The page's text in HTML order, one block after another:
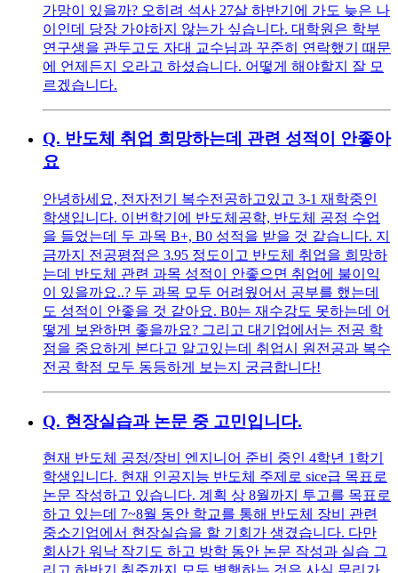
가망이 있을까? 오히려 석사 27살 하반기에 가도 늦은 나
이인데 당장 가야하지 않는가 싶습니다. 대학원은 학부
연구생을 관두고도 자대 교수님과 꾸준히 연락했기 때문
에 언제든지 오라고 하셨습니다. 어떻게 해야할지 잘 모
르겠습니다.
Q. 반도체 취업 희망하는데 관련 성적이 안좋아
요
안녕하세요, 전자전기 복수전공하고있고 3-1 재학중인
학생입니다. 이번학기에 반도체공학, 반도체 공정 수업
을 들었는데 두 과목 B+, B0 성적을 받을 것 같습니다. 지
금까지 전공평점은 3.95 정도이고 반도체 취업을 희망하
는데 반도체 관련 과목 성적이 안좋으면 취업에 불이익
이 있을까요..? 두 과목 모두 어려웠어서 공부를 했는데
도 성적이 안좋을 것 같아요. B0는 재수강도 못하는데 어
떻게 보완하면 좋을까요? 그리고 대기업에서는 전공 학
점을 중요하게 본다고 알고있는데 취업시 원전공과 복수
전공 학점 모두 동등하게 보는지 궁금합니다!
Q. 현장실습과 논문 중 고민입니다.
현재 반도체 공정/장비 엔지니어 준비 중인 4학년 1학기
학생입니다. 현재 인공지능 반도체 주제로 sice급 목표로
논문 작성하고 있습니다. 계획 상 8월까지 투고를 목표로
하고 있는데 7~8월 동안 학교를 통해 반도체 장비 관련
중소기업에서 현장실습을 할 기회가 생겼습니다. 다만
회사가 워낙 작기도 하고 방학 동안 논문 작성과 실습 그